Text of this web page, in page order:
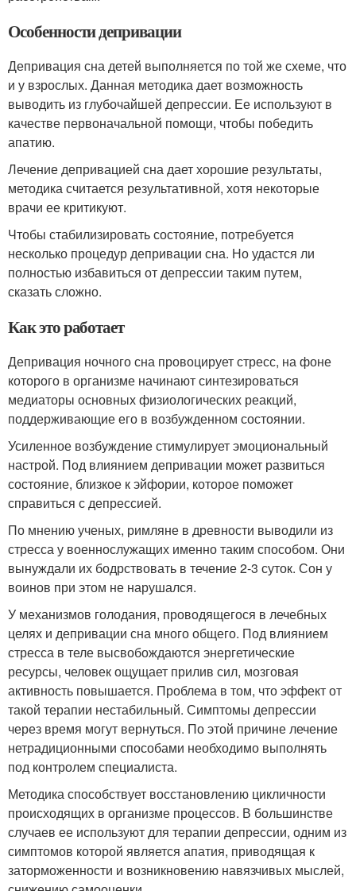
Особенности депривации
Депривация сна детей выполняется по той же схеме, что
и у взрослых. Данная методика дает возможность
выводить из глубочайшей депрессии. Ее используют в
качестве первоначальной помощи, чтобы победить
апатию.
Лечение депривацией сна дает хорошие результаты,
методика считается результативной, хотя некоторые
врачи ее критикуют.
Чтобы стабилизировать состояние, потребуется
несколько процедур депривации сна. Но удастся ли
полностью избавиться от депрессии таким путем,
сказать сложно.
Как это работает
Депривация ночного сна провоцирует стресс, на фоне
которого в организме начинают синтезироваться
медиаторы основных физиологических реакций,
поддерживающие его в возбужденном состоянии.
Усиленное возбуждение стимулирует эмоциональный
настрой. Под влиянием депривации может развиться
состояние, близкое к эйфории, которое поможет
справиться с депрессией.
По мнению ученых, римляне в древности выводили из
стресса у военнослужащих именно таким способом. Они
вынуждали их бодрствовать в течение 2-3 суток. Сон у
воинов при этом не нарушался.
У механизмов голодания, проводящегося в лечебных
целях и депривации сна много общего. Под влиянием
стресса в теле высвобождаются энергетические
ресурсы, человек ощущает прилив сил, мозговая
активность повышается. Проблема в том, что эффект от
такой терапии нестабильный. Симптомы депрессии
через время могут вернуться. По этой причине лечение
нетрадиционными способами необходимо выполнять
под контролем специалиста.
Методика способствует восстановлению цикличности
происходящих в организме процессов. В большинстве
случаев ее используют для терапии депрессии, одним из
симптомов которой является апатия, приводящая к
заторможенности и возникновению навязчивых мыслей,